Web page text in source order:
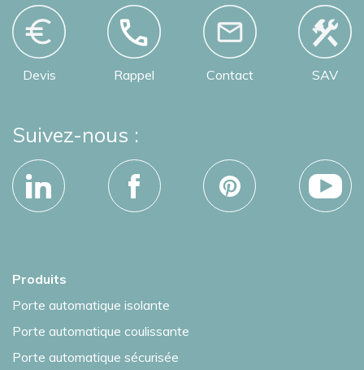
Devis Rappel Contact SAV
Suivez-nous :
Produits
Porte automatique isolante
Porte automatique coulissante
Porte automatique sécurisée